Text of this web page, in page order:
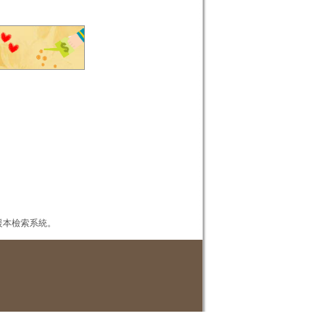
檢索系統。